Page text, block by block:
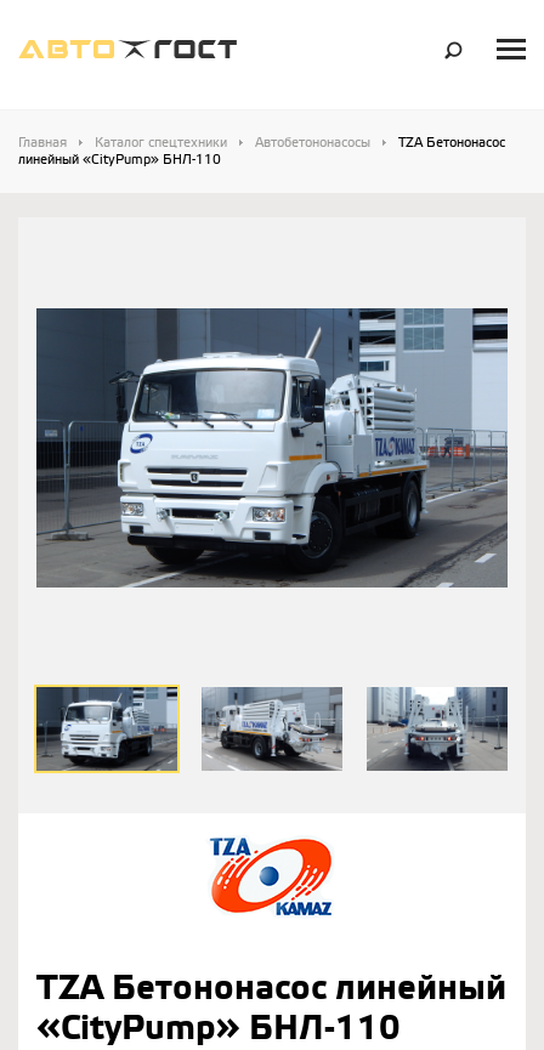
Главная Каталог спецтехники Автобетононасосы
TZA Бетононасос
линейный «CityPump» БНЛ-110
TZA Бетононасос линейный
«CityPump» БНЛ-110